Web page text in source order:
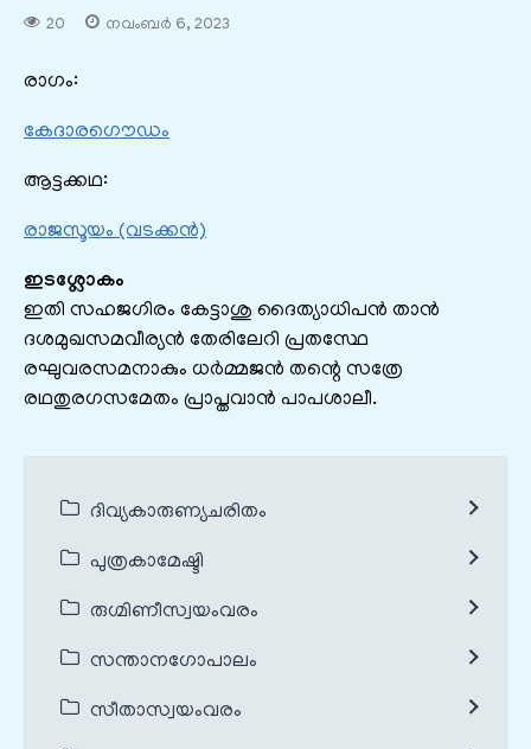
20 നവംബർ 6, 2023
രാഗം:
കേദാരഗൌഡം
ആട്ടക്കഥ:
രാജസൂയം (വടക്കൻ)
ഇടശ്ലോകം
ഇതി സഹജഗിരം കേട്ടാശു ദൈത്യാധിപൻ താൻ
ദശമുഖസമവീര്യൻ തേരിലേറി പ്രതസ്ഥേ
രഘുവരസമനാകും ധർമ്മജൻ തന്റെ സത്രേ
രഥതുരഗസമേതം പ്രാപ്തവാൻ പാപശാലീ.
ദിവ്യകാരുണ്യചരിതം
പുത്രകാമേഷ്ടി
രുഗ്മിണീസ്വയംവരം
സന്താനഗോപാലം
സീതാസ്വയംവരം